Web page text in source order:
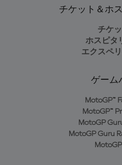
チケット＆ホ
チケ
ホスピタ
エクスペ
ゲーム
MotoGP™
MotoGP™
MotoGP
MotoGP Guru